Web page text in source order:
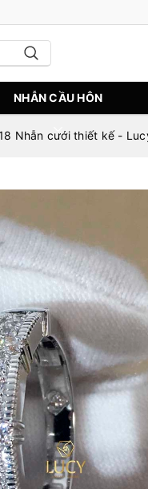
NHẪN CẦU HÔN
Nhẫn cưới thiết kế -